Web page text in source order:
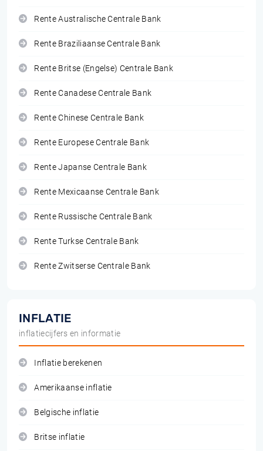
Rente Australische Centrale Bank
Rente Braziliaanse Centrale Bank
Rente Britse (Engelse) Centrale Bank
Rente Canadese Centrale Bank
Rente Chinese Centrale Bank
Rente Europese Centrale Bank
Rente Japanse Centrale Bank
Rente Mexicaanse Centrale Bank
Rente Russische Centrale Bank
Rente Turkse Centrale Bank
Rente Zwitserse Centrale Bank
INFLATIE
inflatiecijfers en informatie
Inflatie berekenen
Amerikaanse inflatie
Belgische inflatie
Britse inflatie